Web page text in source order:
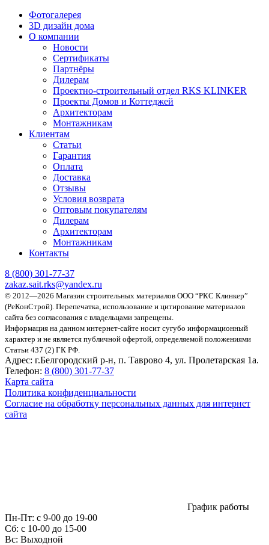
Фотогалерея
3D дизайн дома
О компании
Новости
Сертификаты
Партнёры
Дилерам
Проектно-строительный отдел RKS KLINKER
Проекты Домов и Коттеджей
Архитекторам
Монтажникам
Клиентам
Статьи
Гарантия
Оплата
Доставка
Отзывы
Условия возврата
Оптовым покупателям
Дилерам
Архитекторам
Монтажникам
Контакты
8 (800) 301-77-37
zakaz.sait.rks@yandex.ru
© 2012—2026 Магазин строительных материалов ООО “РКС Клинкер”
(РеКонСтрой). Перепечатка, использование и цитирование материалов
сайта без согласования с владельцами запрещены.
Информация на данном интернет-сайте носит сугубо информационный
характер и не является публичной офертой, определяемой положениями
Статьи 437 (2) ГК РФ.
Адрес: г.Белгородский р-н, п. Таврово 4, ул. Пролетарская 1а.
Телефон: 8 (800) 301-77-37
Карта сайта
Политика конфиденциальности
Согласие на обработку персональных данных для интернет
сайта
График работы
Пн-Пт: с 9-00 до 19-00
Сб: c 10-00 до 15-00
Вс: Выходной